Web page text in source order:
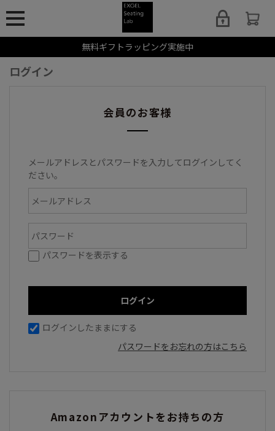
無料ギフトラッピング実施中
ログイン
会員のお客様
メールアドレスとパスワードを入力してログインしてく
ださい。
パスワードを表示する
ログインしたままにする
パスワードをお忘れの方はこちら
Amazonアカウントをお持ちの方